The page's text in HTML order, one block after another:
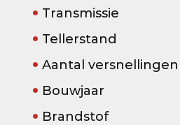
Transmissie
Tellerstand
Aantal versnellingen
Bouwjaar
Brandstof